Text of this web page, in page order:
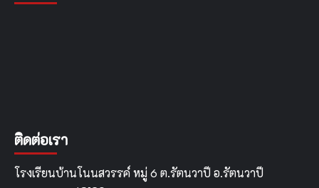
ติดต่อเรา
โรงเรียนบ้านโนนสวรรค์ หมู่ 6 ต.รัตนวาปี อ.รัตนวาปี